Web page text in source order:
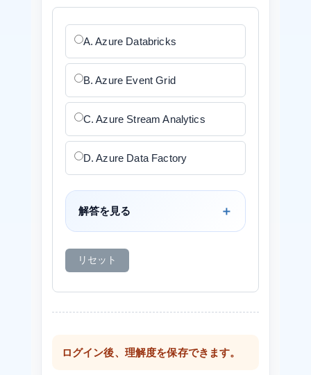
A. Azure Databricks
B. Azure Event Grid
C. Azure Stream Analytics
D. Azure Data Factory
解答を見る
リセット
ログイン後、理解度を保存できます。